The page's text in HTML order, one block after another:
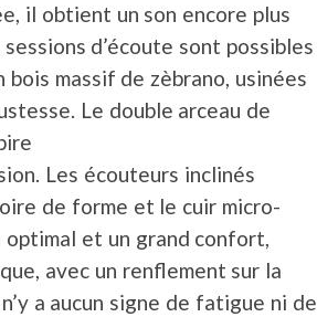
il obtient un son encore plus
d’écoute sont possibles
massif de zèbrano, usinées
Le double arceau de
Les écouteurs inclinés
de forme et le cuir micro-
et un grand confort,
avec un renflement sur la
a aucun signe de fatigue ni de